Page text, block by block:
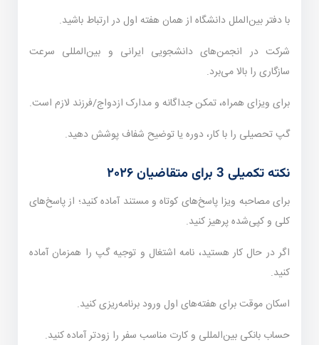
با دفتر بین‌الملل دانشگاه از همان هفته اول در ارتباط باشید.
شرکت در انجمن‌های دانشجویی ایرانی و بین‌المللی سرعت
سازگاری را بالا می‌برد.
برای ویزای همراه، تمکن جداگانه و مدارک ازدواج/فرزند لازم است.
گپ تحصیلی را با کار، دوره یا توضیح شفاف پوشش دهید.
نکته تکمیلی 3 برای متقاضیان ۲۰۲۶
برای مصاحبه ویزا پاسخ‌های کوتاه و مستند آماده کنید؛ از پاسخ‌های
کلی و کپی‌شده پرهیز کنید.
اگر در حال کار هستید، نامه اشتغال و توجیه گپ را همزمان آماده
کنید.
اسکان موقت برای هفته‌های اول ورود برنامه‌ریزی کنید.
حساب بانکی بین‌المللی و کارت مناسب سفر را زودتر آماده کنید.